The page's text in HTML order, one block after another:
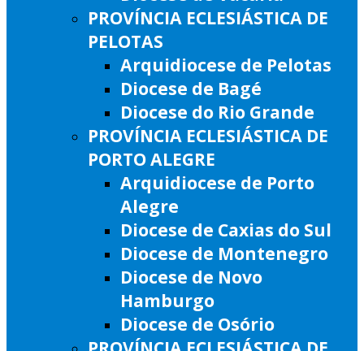
PROVÍNCIA ECLESIÁSTICA DE
PELOTAS
Arquidiocese de Pelotas
Diocese de Bagé
Diocese do Rio Grande
PROVÍNCIA ECLESIÁSTICA DE
PORTO ALEGRE
Arquidiocese de Porto
Alegre
Diocese de Caxias do Sul
Diocese de Montenegro
Diocese de Novo
Hamburgo
Diocese de Osório